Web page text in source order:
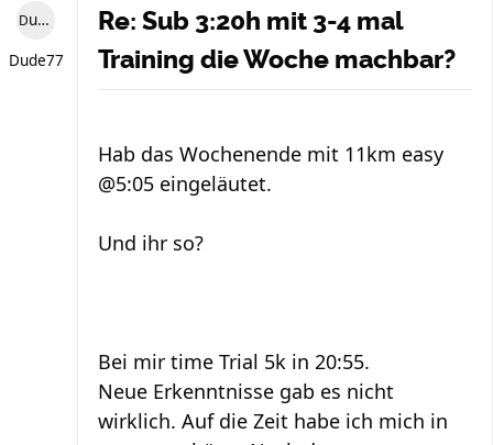
Dude77
Dude77
Re: Sub 3:20h mit 3-4 mal
Training die Woche machbar?
Hab das Wochenende mit 11km easy
@5:05 eingeläutet.
Und ihr so?
Bei mir time Trial 5k in 20:55.
Neue Erkenntnisse gab es nicht
wirklich. Auf die Zeit habe ich mich in